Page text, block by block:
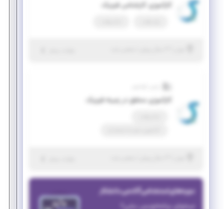
کارآموزی کارشناس فیزیک
کارآموزی محقق در زمینه فیزیک
دوره‌های استخدامی آکادمی دانشکار
میخوای برنامه‌نویس بشی؟